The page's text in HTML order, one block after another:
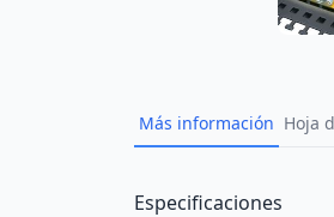
Más información Hoja
Description
Especificaciones